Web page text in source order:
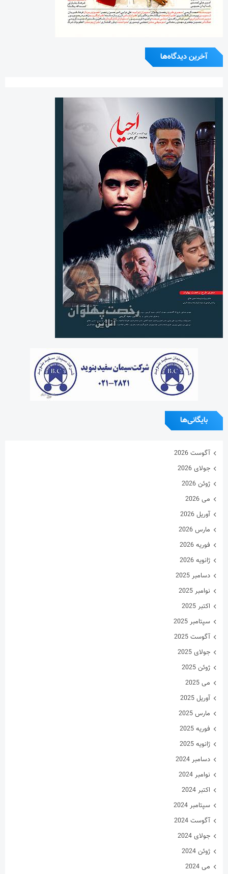
آخرین دیدگاه‌ها
بایگانی‌ها
آگوست 2026
جولای 2026
ژوئن 2026
می 2026
آوریل 2026
مارس 2026
فوریه 2026
ژانویه 2026
دسامبر 2025
نوامبر 2025
اکتبر 2025
سپتامبر 2025
آگوست 2025
جولای 2025
ژوئن 2025
می 2025
آوریل 2025
مارس 2025
فوریه 2025
ژانویه 2025
دسامبر 2024
نوامبر 2024
اکتبر 2024
سپتامبر 2024
آگوست 2024
جولای 2024
ژوئن 2024
می 2024